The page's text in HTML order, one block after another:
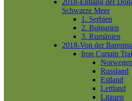
Schwarze Meer
1. Serbien
2. Bulgarien
3. Rumänien
2018-Von der
Iron Curtain
Russland
Estland
Lettland
Litauen